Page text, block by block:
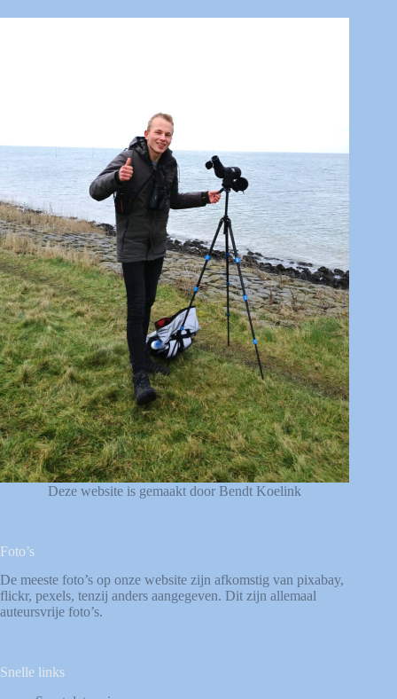
Deze website is gemaakt door Bendt Koelink
Foto’s
De meeste foto’s op onze website zijn afkomstig van pixabay,
flickr, pexels, tenzij anders aangegeven. Dit zijn allemaal
auteursvrije foto’s.
Snelle links